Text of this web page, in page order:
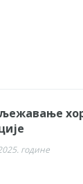
године